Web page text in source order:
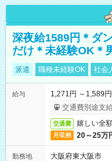
深夜給1589円＊ダ
だけ＊未経験OK＊
派遣 職種未経験OK 社会
給与
1,271円 ～1,589
交通費別途支
交通費 嬉しい全
月収例 20～25万
勤務地
大阪府東大阪市